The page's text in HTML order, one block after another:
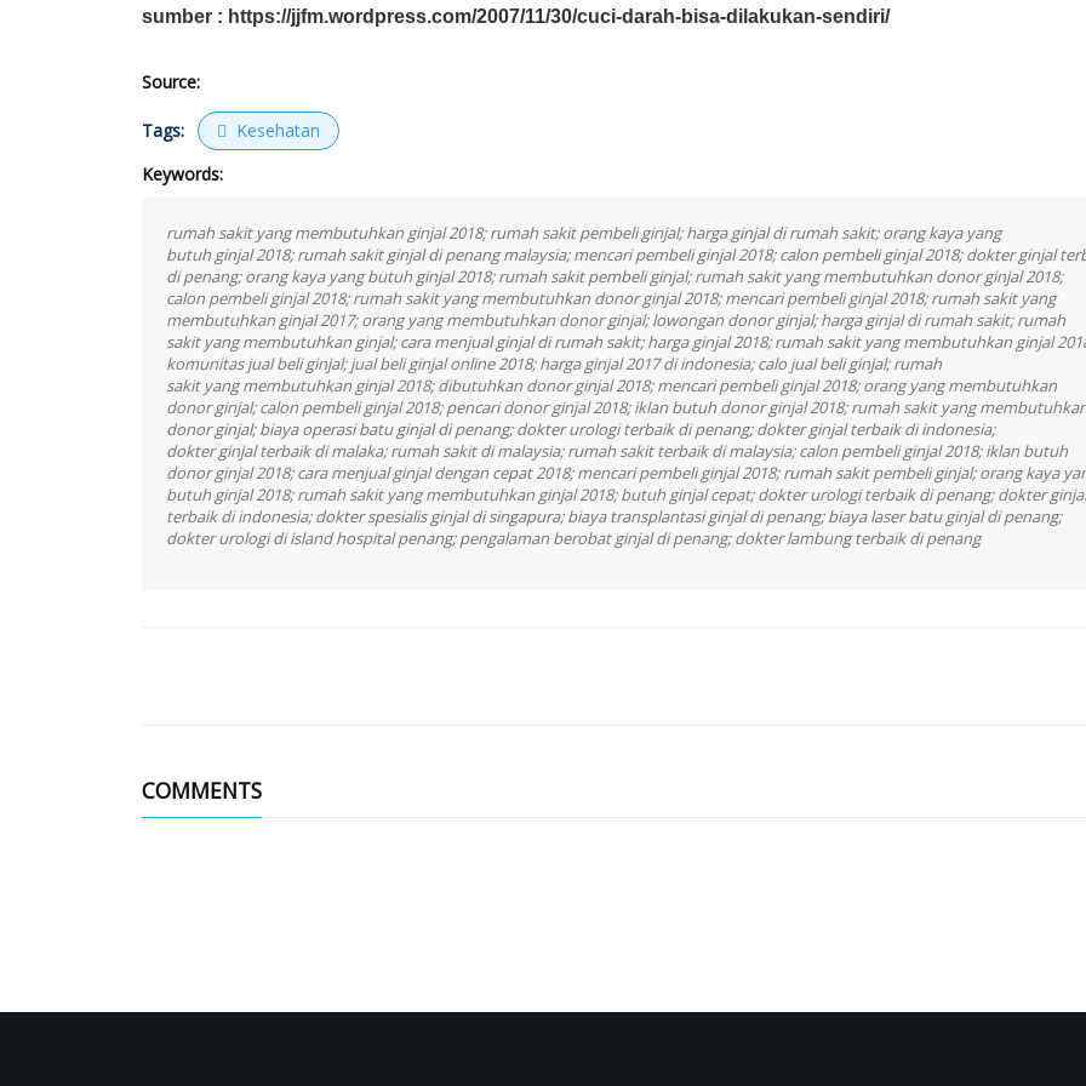
sumber : https://jjfm.wordpress.com/2007/11/30/cuci-darah-bisa-dilakukan-sendiri/
Source:
Tags:
Kesehatan
Keywords:
rumah sakit yang membutuhkan ginjal 2018; rumah sakit pembeli ginjal; harga ginjal di rumah sakit; orang kaya yang
butuh ginjal 2018; rumah sakit ginjal di penang malaysia; mencari pembeli ginjal 2018; calon pembeli ginjal 2018; dokter ginjal
di penang; orang kaya yang butuh ginjal 2018; rumah sakit pembeli ginjal; rumah sakit yang membutuhkan donor ginjal 2018;
calon pembeli ginjal 2018; rumah sakit yang membutuhkan donor ginjal 2018; mencari pembeli ginjal 2018; rumah sakit yang
membutuhkan ginjal 2017; orang yang membutuhkan donor ginjal; lowongan donor ginjal; harga ginjal di rumah sakit; rumah
sakit yang membutuhkan ginjal; cara menjual ginjal di rumah sakit; harga ginjal 2018; rumah sakit yang membutuhkan ginjal
komunitas jual beli ginjal; jual beli ginjal online 2018; harga ginjal 2017 di indonesia; calo jual beli ginjal; rumah
sakit yang membutuhkan ginjal 2018; dibutuhkan donor ginjal 2018; mencari pembeli ginjal 2018; orang yang membutuhkan
donor ginjal; calon pembeli ginjal 2018; pencari donor ginjal 2018; iklan butuh donor ginjal 2018; rumah sakit yang
donor ginjal; biaya operasi batu ginjal di penang; dokter urologi terbaik di penang; dokter ginjal terbaik di indonesia;
dokter ginjal terbaik di malaka; rumah sakit di malaysia; rumah sakit terbaik di malaysia; calon pembeli ginjal 2018; iklan butuh
donor ginjal 2018; cara menjual ginjal dengan cepat 2018; mencari pembeli ginjal 2018; rumah sakit pembeli ginjal; orang kaya
butuh ginjal 2018; rumah sakit yang membutuhkan ginjal 2018; butuh ginjal cepat; dokter urologi terbaik di penang; dokter ginjal
terbaik di indonesia; dokter spesialis ginjal di singapura; biaya transplantasi ginjal di penang; biaya laser batu ginjal di penang;
dokter urologi di island hospital penang; pengalaman berobat ginjal di penang; dokter lambung terbaik di penang
COMMENTS